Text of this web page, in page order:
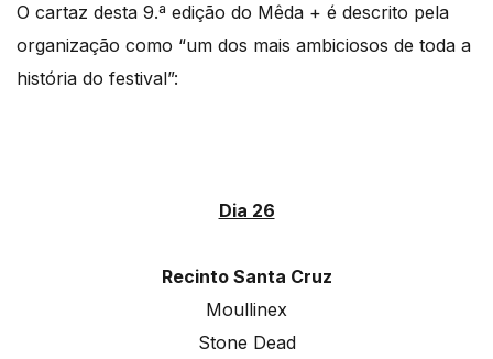
O cartaz desta 9.ª edição do Mêda + é descrito pela
organização como “um dos mais ambiciosos de toda a
história do festival”:
Dia 26
Recinto Santa Cruz
Moullinex
Stone Dead